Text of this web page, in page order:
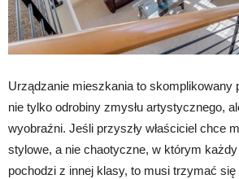
Urządzanie mieszkania to skomplikowany
nie tylko odrobiny zmysłu artystycznego,
wyobraźni. Jeśli przyszły właściciel chce
stylowe, a nie chaotyczne, w którym
pochodzi z innej klasy, to musi trzymać się